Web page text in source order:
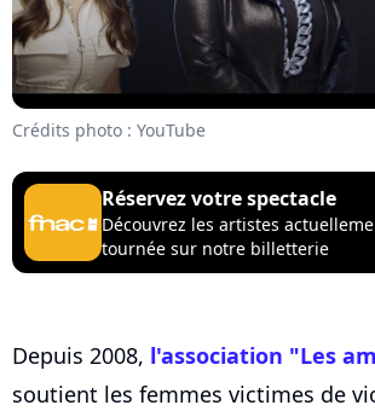
Crédits photo : YouTube
Réservez votre spectacle
Découvrez les artistes
tournée sur notre billetterie
Depuis 2008, l'association "Les
soutient les femmes victimes de